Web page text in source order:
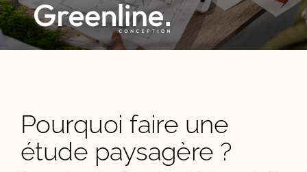
Pourquoi faire une
étude paysagère ?